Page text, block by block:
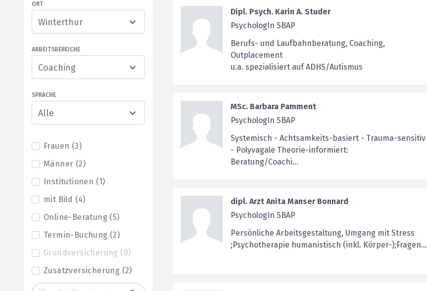
ORT
Winterthur
ARBEITSBEREICHE
Coaching
SPRACHE
Alle
Frauen (3)
Männer (2)
Institutionen (1)
mit Bild (4)
Online-Beratung (5)
Termin-Buchung (2)
Grundversicherung ( 0)
Zusatzversicherung (2)
Dipl. Psych. Karin A. Studer
PsychologIn SBAP
Berufs- und Laufbahnberatung, Coaching,
Outplacement
u.a. spezialisiert auf ADHS/Autismus
MSc. Barbara Pamment
PsychologIn SBAP
Systemisch - Achtsamkeits-basiert - Trauma-sensitiv
- Polyvagale Theorie-informiert:
Beratung/Coachi...
dipl. Arzt Anita Manser Bonnard
PsychologIn SBAP
Persönliche Arbeitsgestaltung, Umgang mit Stress
;Psychotherapie humanistisch (inkl. Körper-);Fragen...